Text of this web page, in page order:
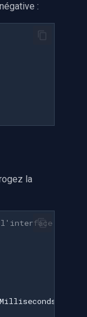
:
la